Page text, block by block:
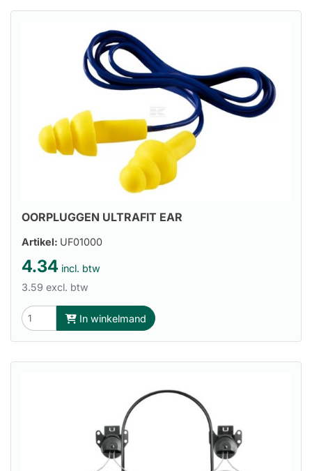
OORPLUGGEN ULTRAFIT EAR
Artikel: UF01000
4.34 incl. btw
3.59 excl. btw
In winkelmand